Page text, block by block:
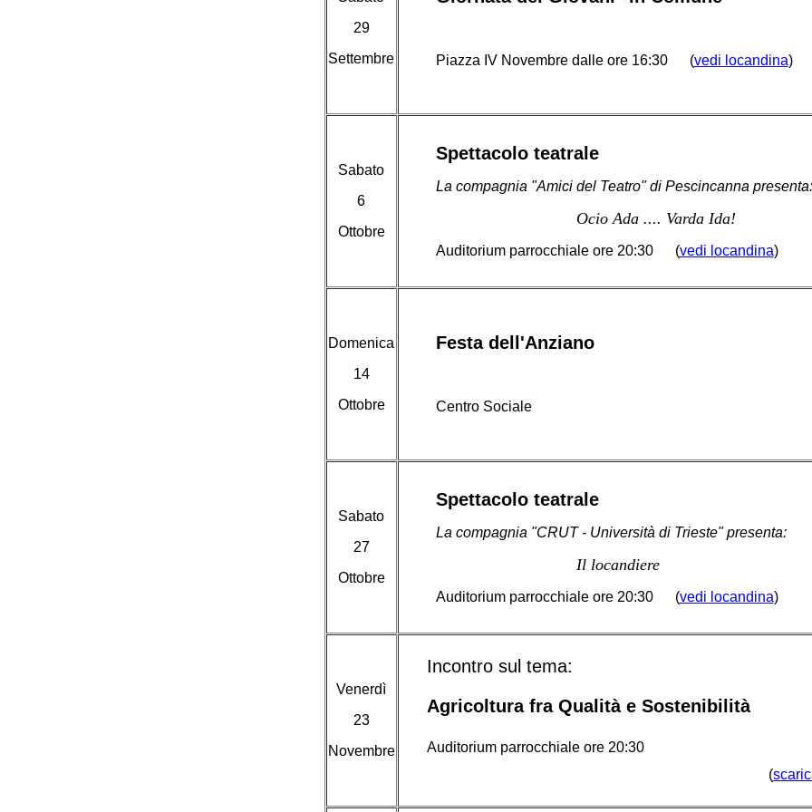
29
Settembre
Piazza IV Novembre dalle ore 16:30 (vedi locandina)
Sabato
6
Ottobre
Spettacolo teatrale
La compagnia "Amici del Teatro" di Pescincanna presenta:
Ocio Ada .... Varda Ida!
Auditorium parrocchiale ore 20:30 (vedi locandina)
Domenica
14
Ottobre
Festa dell'Anziano
Centro Sociale
Sabato
27
Ottobre
Spettacolo teatrale
La compagnia "CRUT - Università di Trieste" presenta:
Il locandiere
Auditorium parrocchiale ore 20:30 (vedi locandina)
Venerdì
23
Novembre
Incontro sul tema:
Agricoltura fra Qualità e Sostenibilità
Auditorium parrocchiale ore 20:30
(